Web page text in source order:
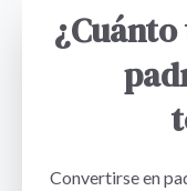
Convertirse en